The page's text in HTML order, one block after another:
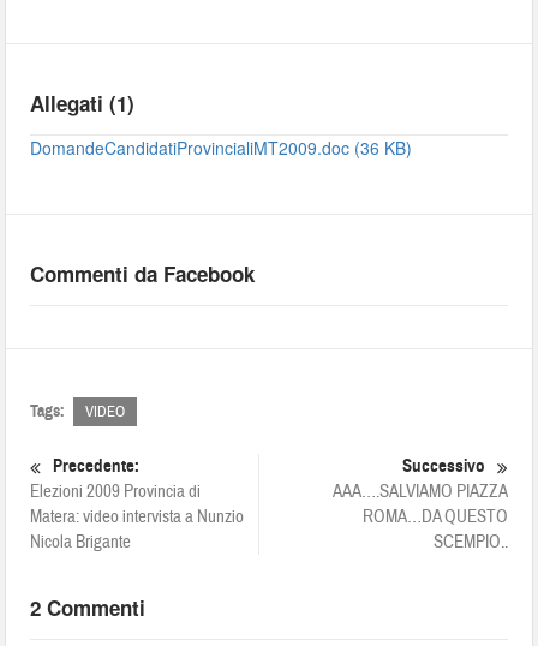
Allegati (1)
DomandeCandidatiProvincialiMT2009.doc (36 KB)
Commenti da Facebook
Tags: VIDEO
Precedente:
Elezioni 2009 Provincia di
Matera: video intervista a Nunzio
Nicola Brigante
Successivo
AAA….SALVIAMO PIAZZA
ROMA…DA QUESTO
SCEMPIO..
2 Commenti